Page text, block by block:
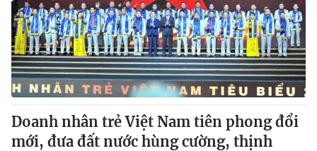
Doanh nhân trẻ Việt Nam tiên phong đổi
mới, đưa đất nước hùng cường, thịnh